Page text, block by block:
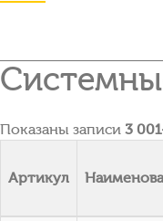
Показаны записи 3
Артикул